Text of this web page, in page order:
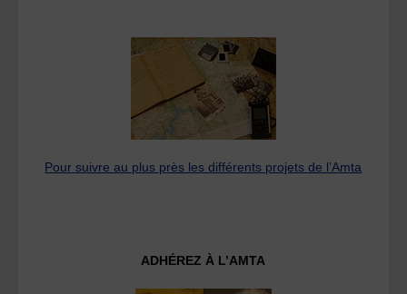
Pour suivre au plus près les différents projets de l’Amta
ADHÉREZ À L’AMTA